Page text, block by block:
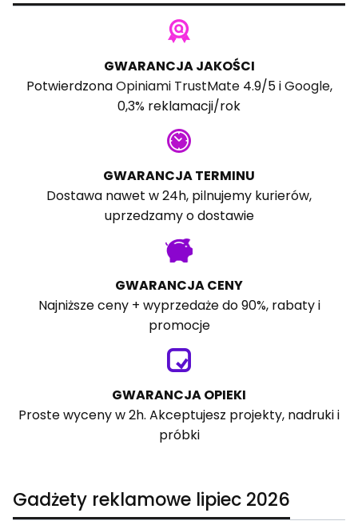
GWARANCJA JAKOŚCI
PotwierdzonaOpiniami TrustMate4.9/5 iGoogle,
0,3% reklamacji/rok
GWARANCJA TERMINU
Dostawa nawet w 24h, pilnujemy kurierów,
uprzedzamy o dostawie
GWARANCJA CENY
Najniższe ceny + wyprzedaże do 90%, rabaty i
promocje
GWARANCJA OPIEKI
Proste wyceny w 2h. Akceptujesz projekty, nadruki i
próbki
Gadżety reklamowe lipiec 2026